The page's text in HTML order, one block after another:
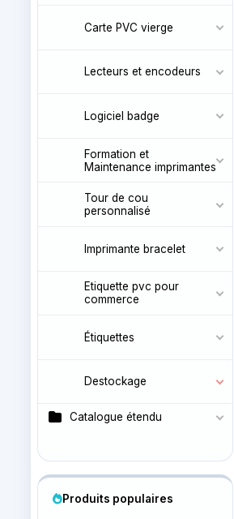
Carte PVC vierge
Lecteurs et encodeurs
Logiciel badge
Formation et
Maintenance imprimantes
Tour de cou
personnalisé
Imprimante bracelet
Etiquette pvc pour
commerce
Étiquettes
Destockage
Catalogue étendu
Produits populaires